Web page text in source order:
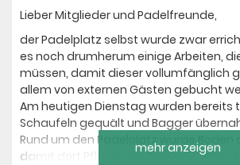
Lieber Mitglieder und Padelfreunde,
der Padelplatz selbst wurde zwar
es noch drumherum einige Arbeiten,
müssen, damit dieser vollumfänglich
allem von externen Gästen gebucht
Am heutigen Dienstag wurden bereits
Schaufeln gequält und Bagger
Rund um den Padelplatz wurde
damit dort Pflasterflächen entstehen
mehr anzeigen